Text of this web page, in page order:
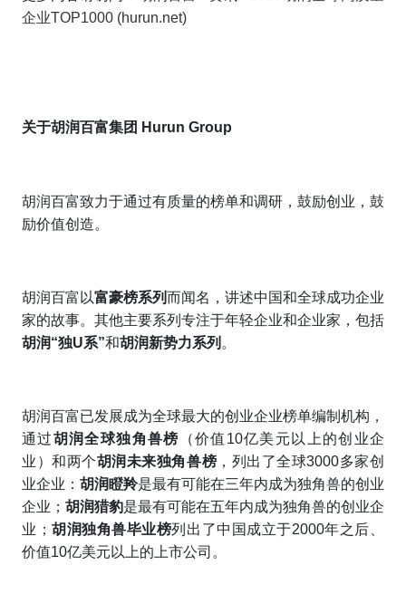
企业TOP1000 (hurun.net)
关于胡润百富集团 Hurun Group
胡润百富致力于通过有质量的榜单和调研，鼓励创业，鼓
励价值创造。
胡润百富以富豪榜系列而闻名，讲述中国和全球成功企业
家的故事。其他主要系列专注于年轻企业和企业家，包括
胡润“独U系”和胡润新势力系列 。
胡润百富已发展成为全球最大的创业企业榜单编制机构，
通过胡润全球独角兽榜 （价值10亿美元以上的创业企
业）和两个胡润未来独角兽榜 ，列出了全球3000多家创
业企业： 胡润瞪羚是最有可能在三年内成为独角兽的创业
企业； 胡润猎豹是最有可能在五年内成为独角兽的创业企
业； 胡润独角兽毕业榜列出了中国成立于2000年之后、
价值10亿美元以上的上市公司。